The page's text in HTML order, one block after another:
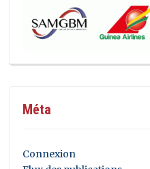
Méta
Connexion